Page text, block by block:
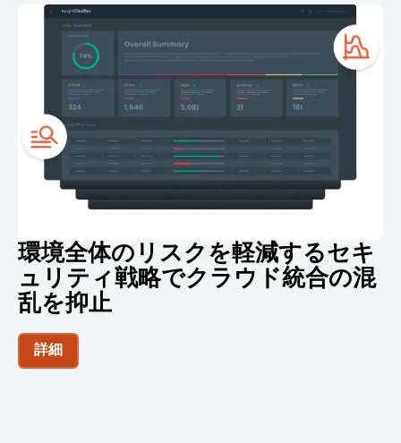
環境全体のリスクを軽減するセキ
ュリティ戦略でクラウド統合の混
乱を抑止
詳細